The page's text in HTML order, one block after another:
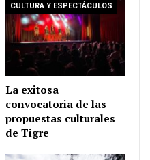
CULTURA Y ESPECTÁCULOS
La exitosa
convocatoria de las
propuestas culturales
de Tigre